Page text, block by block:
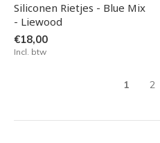
Siliconen Rietjes - Blue Mix
- Liewood
€18,00
Incl. btw
1 2